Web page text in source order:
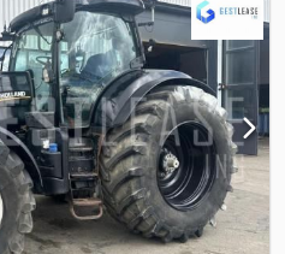
, culoare:roșu, dimensiunea
braț reglabil, cabină, cuplaj
protector de cap, tracțiune
teren accidentat MANITOU,
pus în funcțiune prima dată în
kg, ÎNĂLȚIME DE RIDICARE: 12,00
mm / lățime prindere: 1.100
SCHIMBĂTOR RAPID,
diesel PERKINS în 4 cilindri
kW la 2.200 rpm), tracțiune